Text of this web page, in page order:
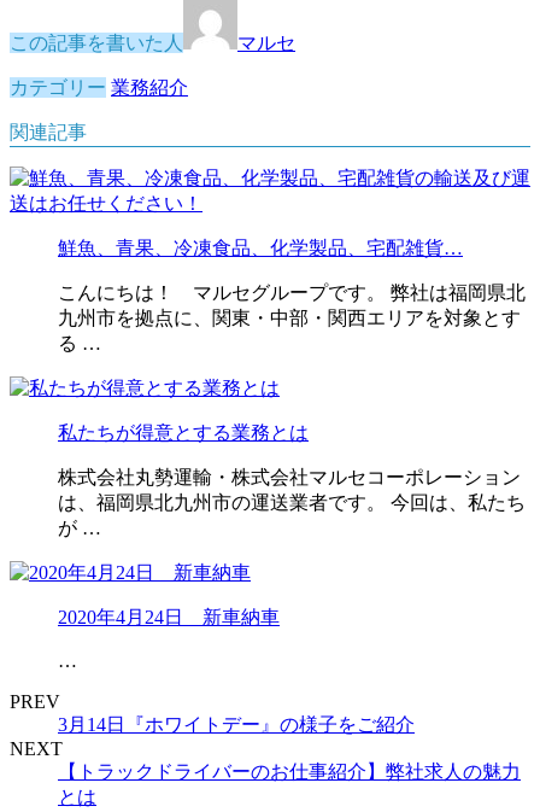
この記事を書いた人 マルセ
カテゴリー 業務紹介
関連記事
鮮魚、青果、冷凍食品、化学製品、宅配雑貨…
こんにちは！ マルセグループです。 弊社は福岡県北
九州市を拠点に、関東・中部・関西エリアを対象とす
る …
私たちが得意とする業務とは
株式会社丸勢運輸・株式会社マルセコーポレーション
は、福岡県北九州市の運送業者です。 今回は、私たち
が …
2020年4月24日 新車納車
…
PREV
3月14日『ホワイトデー』の様子をご紹介
NEXT
【トラックドライバーのお仕事紹介】弊社求人の魅力
とは